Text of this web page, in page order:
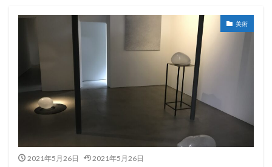
美術
2021年5月26日 2021年5月26日